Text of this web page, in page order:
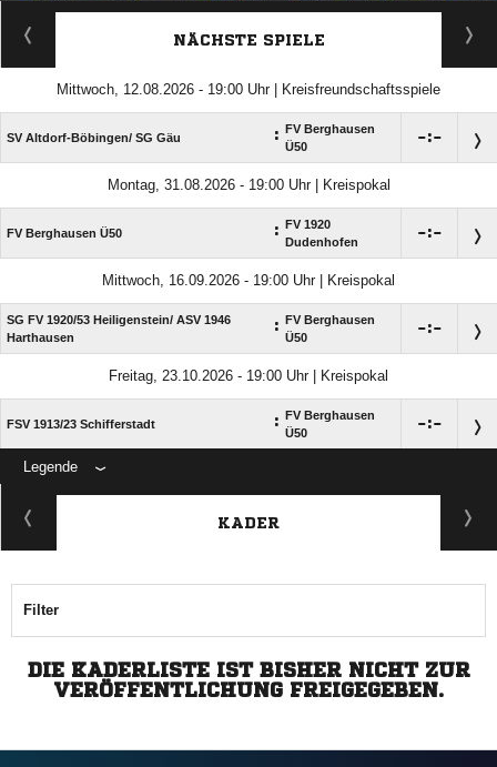
ANZEIGE
NÄCHSTE SPIELE
Mittwoch, 12.08.2026 - 19:00 Uhr | Kreisfreundschaftsspiele
SV Altdorf-Böbingen/​ SG Gäu :
FV Berghausen
Ü50
:
Montag, 31.08.2026 - 19:00 Uhr | Kreispokal
FV Berghausen Ü50 :
FV 1920
Dudenhofen
:
Mittwoch, 16.09.2026 - 19:00 Uhr | Kreispokal
SG FV 1920/​53 Heiligenstein/​ ASV 1946
Harthausen
:
FV Berghausen
Ü50
:
Freitag, 23.10.2026 - 19:00 Uhr | Kreispokal
FSV 1913/​23 Schifferstadt :
FV Berghausen
Ü50
:
Legende
ANZEIGE
KADER
Filter
DIE KADERLISTE IST BISHER NICHT ZUR
VERÖFFENTLICHUNG FREIGEGEBEN.